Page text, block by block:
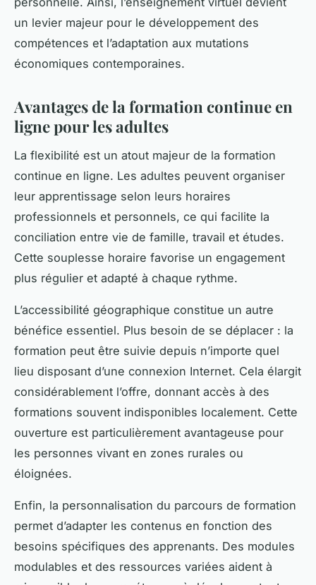
un levier majeur pour le développement des
compétences et l’adaptation aux mutations
économiques contemporaines.
Avantages de la formation continue en
ligne pour les adultes
La flexibilité est un atout majeur de la formation
continue en ligne. Les adultes peuvent organiser
leur apprentissage selon leurs horaires
professionnels et personnels, ce qui facilite la
conciliation entre vie de famille, travail et études.
Cette souplesse horaire favorise un engagement
plus régulier et adapté à chaque rythme.
L’accessibilité géographique constitue un autre
bénéfice essentiel. Plus besoin de se déplacer : la
formation peut être suivie depuis n’importe quel
lieu disposant d’une connexion Internet. Cela élargit
considérablement l’offre, donnant accès à des
formations souvent indisponibles localement. Cette
ouverture est particulièrement avantageuse pour
les personnes vivant en zones rurales ou
éloignées.
Enfin, la personnalisation du parcours de formation
permet d’adapter les contenus en fonction des
besoins spécifiques des apprenants. Des modules
modulables et des ressources variées aident à